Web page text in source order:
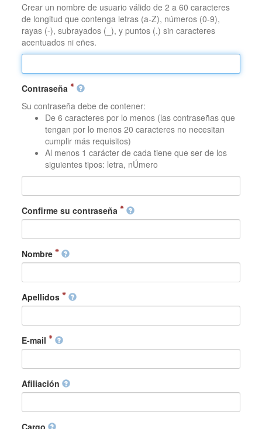
Crear un nombre de usuario válido de 2 a 60 caracteres
de longitud que contenga letras (a-Z), números (0-9),
rayas (-), subrayados (_), y puntos (.) sin caracteres
acentuados ni eñes.
Contraseña
Su contraseña debe de contener:
De 6 caracteres por lo menos (las contraseñas que
tengan por lo menos 20 caracteres no necesitan
cumplir más requisitos)
Al menos 1 carácter de cada tiene que ser de los
siguientes tipos: letra, nÚmero
Confirme su contraseña
Nombre
Apellidos
E-mail
Afiliación
Cargo